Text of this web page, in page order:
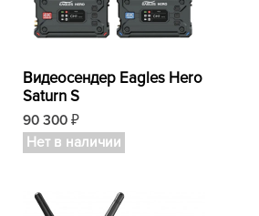
Видеосендер Eagles Hero
Saturn S
90 300 ₽
Нет в наличии